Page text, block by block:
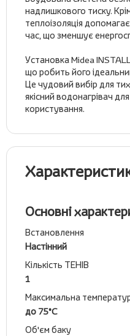
надлишкового тиску.
теплоізоляція
час, що зменшує
Установка Midea
що робить його
Це чудовий вибір для
якісний водонагрівач
користування.
Основні
Встановлення
Настінний
Кількість ТЕНІВ
1
Максимальна
до 75°C
Об'єм баку